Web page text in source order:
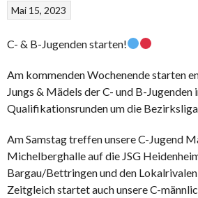
Mai 15, 2023
C- & B-Jugenden starten!
Am kommenden Wochenende starten
Jungs & Mädels der C- und B-Jugenden
Qualifikationsrunden um die
Am Samstag treffen unsere C-Jugend
Michelberghalle auf die JSG
Bargau/Bettringen und den
Zeitgleich startet auch unsere C-